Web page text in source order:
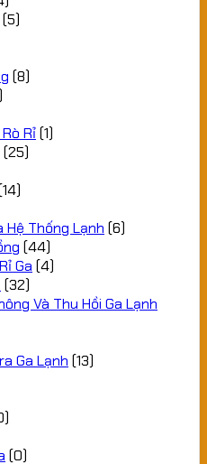
(5)
(8)
Rỉ(1)
(25)
Hệ Thống Lạnh (6)
(44)
Ga (4)
(32)
Và Thu Hồi Ga Lạnh
Ga Lạnh (13)
(0)